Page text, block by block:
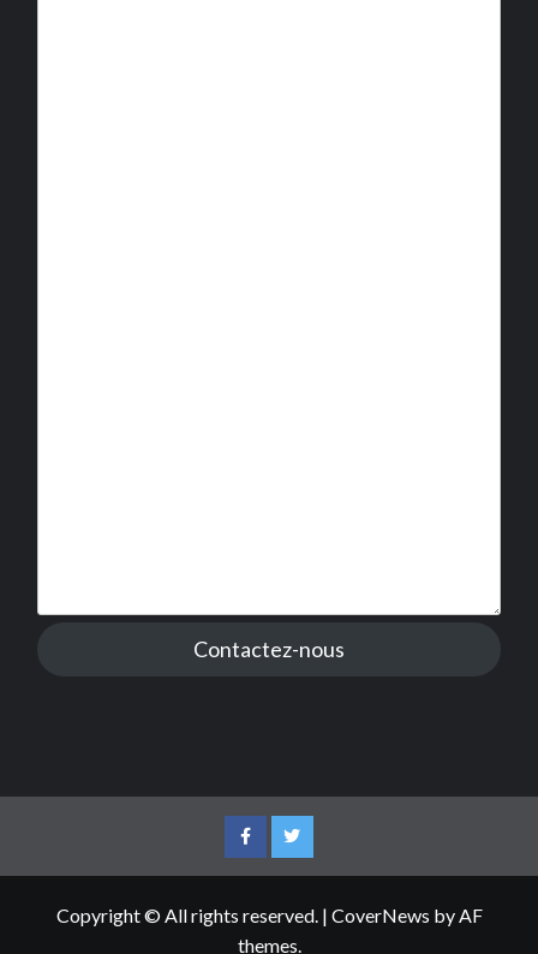
Contactez-nous
FacebookTwitter
Copyright © All rights reserved. | CoverNews by AF
themes.